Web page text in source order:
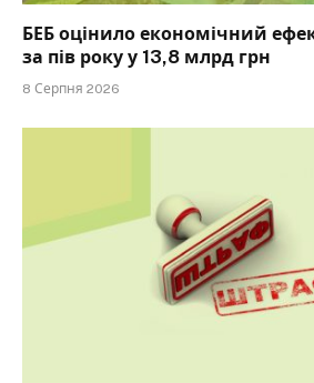
БЕБ оцінило економічний
за пів року у 13,8 млрд грн
8 Серпня 2026